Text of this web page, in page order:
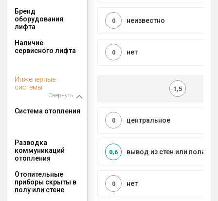
Бренд
оборудования
лифта
неизвестно
0
Наличие
сервисного лифта
нет
0
Инженерные
системы
Свернуть
1,5
Система отопления
центральное
0
Разводка
коммуникаций
отопления
вывод из стен или пола
0,6
Отопительные
приборы скрыты в
полу или стене
нет
0